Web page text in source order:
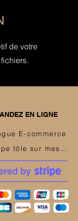
de votre
EN LIGNE
E-commerce
Découpe tôle sur mesure